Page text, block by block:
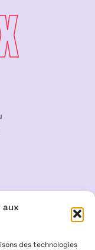
aux
des technologies